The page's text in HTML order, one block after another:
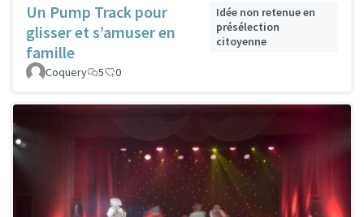
Un Pump Track pour
glisser et s’amuser en
famille
Idée non retenue en
présélection
citoyenne
Coquery 5 0